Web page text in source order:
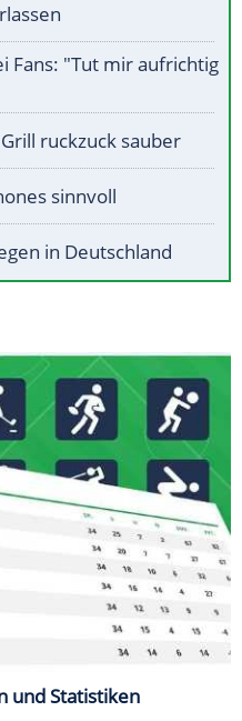
Fans: "Tut mir aufrichtig
ruckzuck sauber
sinnvoll
in Deutschland
und Statistiken